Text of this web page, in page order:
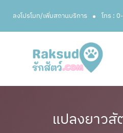
ลงโปรโมท/เพิ่มสถานบริการ โทร :
แปลงยาว